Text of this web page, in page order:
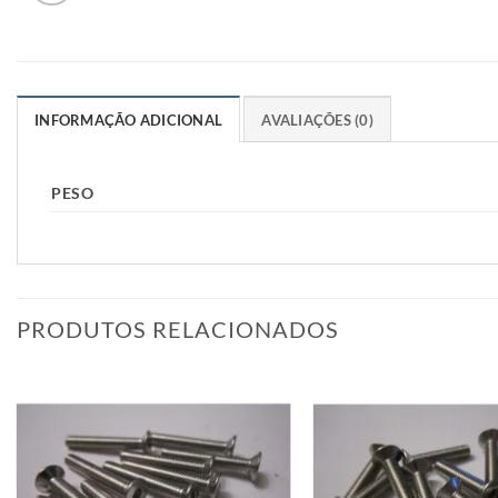
INFORMAÇÃO ADICIONAL AVALIAÇÕES (0)
PESO
PRODUTOS RELACIONADOS